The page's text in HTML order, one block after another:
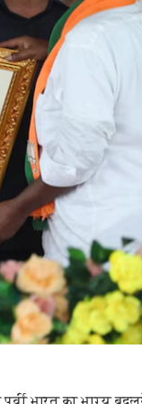
भारत का भाग्य